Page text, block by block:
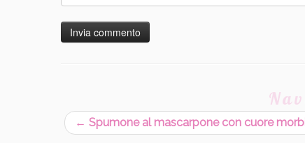
← Spumone al mascarpone con cuore